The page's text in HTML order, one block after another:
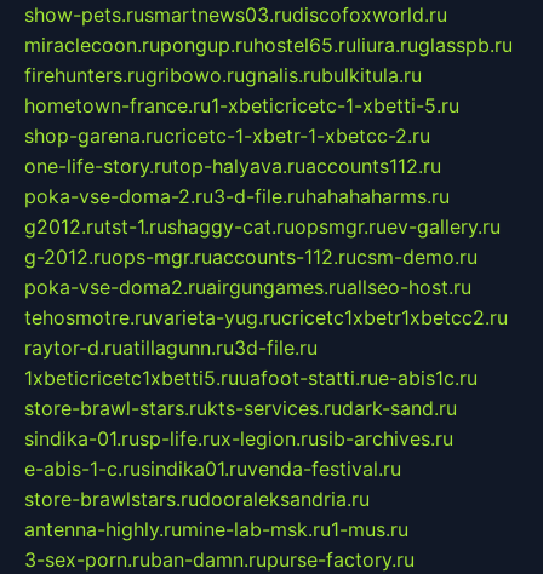
show-pets.rusmartnews03.rudiscofoxworld.ru
miraclecoon.rupongup.ruhostel65.ruliura.ruglasspb.ru
firehunters.rugribowo.rugnalis.rubulkitula.ru
hometown-france.ru1-xbeticricetc-1-xbetti-5.ru
shop-garena.rucricetc-1-xbetr-1-xbetcc-2.ru
one-life-story.rutop-halyava.ruaccounts112.ru
poka-vse-doma-2.ru3-d-file.ruhahahaharms.ru
g2012.rutst-1.rushaggy-cat.ruopsmgr.ruev-gallery.ru
g-2012.ruops-mgr.ruaccounts-112.rucsm-demo.ru
poka-vse-doma2.ruairgungames.ruallseo-host.ru
tehosmotre.ruvarieta-yug.rucricetc1xbetr1xbetcc2.ru
raytor-d.ruatillagunn.ru3d-file.ru
1xbeticricetc1xbetti5.ruuafoot-statti.rue-abis1c.ru
store-brawl-stars.rukts-services.rudark-sand.ru
sindika-01.rusp-life.rux-legion.rusib-archives.ru
e-abis-1-c.rusindika01.ruvenda-festival.ru
store-brawlstars.rudooraleksandria.ru
antenna-highly.rumine-lab-msk.ru1-mus.ru
3-sex-porn.ruban-damn.rupurse-factory.ru